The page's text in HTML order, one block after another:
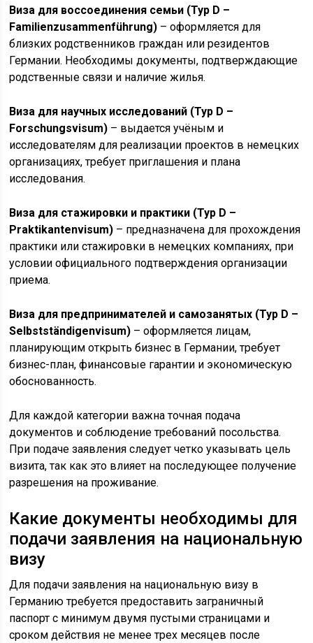
Виза для воссоединения семьи (Typ D –
Familienzusammenführung) – оформляется для
близких родственников граждан или резидентов
Германии. Необходимы документы, подтверждающие
родственные связи и наличие жилья.
Виза для научных исследований (Typ D –
Forschungsvisum) – выдается учёным и
исследователям для реализации проектов в немецких
организациях, требует приглашения и плана
исследования.
Виза для стажировки и практики (Typ D –
Praktikantenvisum) – предназначена для прохождения
практики или стажировки в немецких компаниях, при
условии официального подтверждения организации
приема.
Виза для предпринимателей и самозанятых (Typ D –
Selbstständigenvisum) – оформляется лицам,
планирующим открыть бизнес в Германии, требует
бизнес-план, финансовые гарантии и экономическую
обоснованность.
Для каждой категории важна точная подача
документов и соблюдение требований посольства.
При подаче заявления следует четко указывать цель
визита, так как это влияет на последующее получение
разрешения на проживание.
Какие документы необходимы для
подачи заявления на национальную
визу
Для подачи заявления на национальную визу в
Германию требуется предоставить заграничный
паспорт с минимум двумя пустыми страницами и
сроком действия не менее трех месяцев после